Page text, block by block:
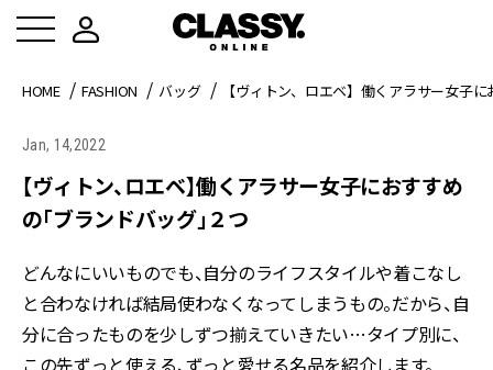
HOME FASHION バッグ 【ヴィトン、ロエベ】働くアラサー女子
Jan, 14,2022
【ヴィトン、ロエベ】働くアラサー女子におすすめ
の「ブランドバッグ」２つ
どんなにいいものでも、自分のライフスタイルや着こなし
と合わなければ結局使わなくなってしまうもの。だから、自
分に合ったものを少しずつ揃えていきたい…タイプ別に、
この先ずっと使える、ずっと愛せる名品を紹介します。